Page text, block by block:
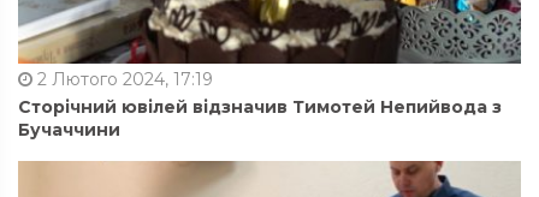
2 Лютого 2024, 17:19
Сторічний ювілей відзначив Тимотей Непийвода з
Бучаччини